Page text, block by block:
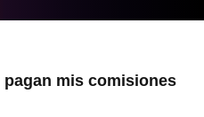
pagan mis comisiones